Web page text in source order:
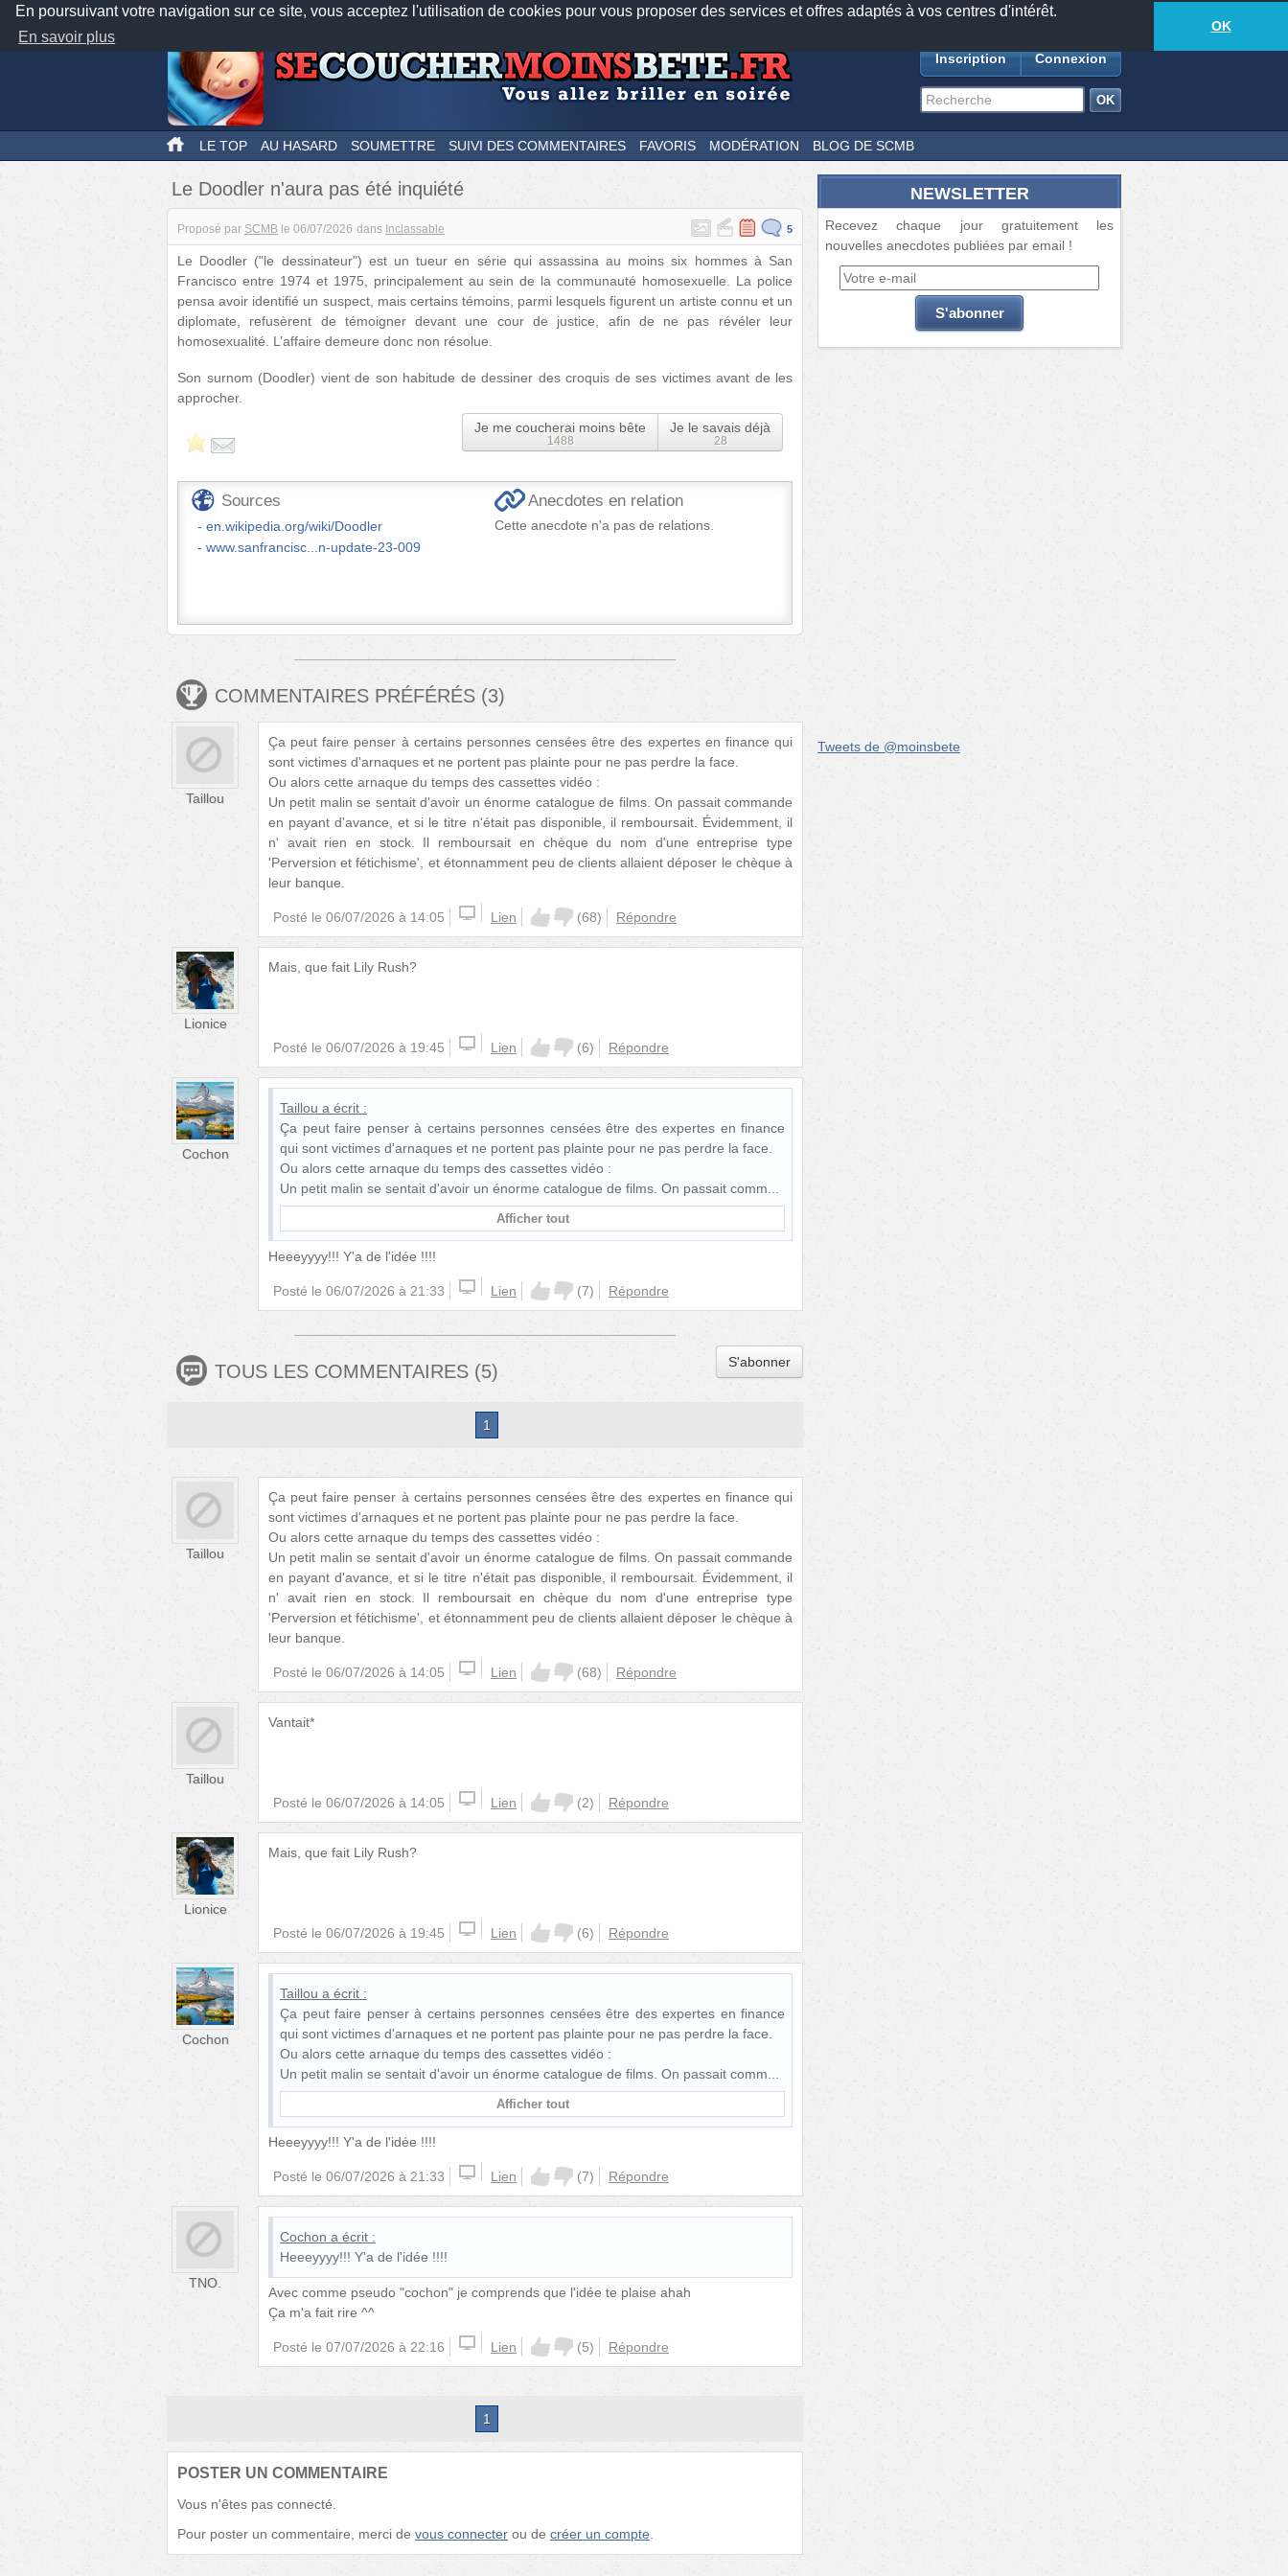
En poursuivant votre navigation sur ce site, vous acceptez l'utilisation de cookies pour vous proposer des services et offres adaptés à vos centres d'intérêt.
En savoir plus
OK
Nos applications mobiles Newsletter Facebook
TwitterFeeds18877anecdotes-540lecteurs connectés
Inscription Connexion
LE TOP AU HASARD SOUMETTRE SUIVI DES COMMENTAIRES FAVORIS MODÉRATION BLOG DE SCMB
Le Doodler n'aura pas été inquiété
Proposé par SCMB le 06/07/2026 dans Inclassable 5
Le Doodler ("le dessinateur") est un tueur en série qui assassina au moins six hommes à San
Francisco entre 1974 et 1975, principalement au sein de la communauté homosexuelle. La police
pensa avoir identifié un suspect, mais certains témoins, parmi lesquels figurent un artiste connu et un
diplomate, refusèrent de témoigner devant une cour de justice, afin de ne pas révéler leur
homosexualité. L’affaire demeure donc non résolue.
Son surnom (Doodler) vient de son habitude de dessiner des croquis de ses victimes avant de les
approcher.
Je me coucherai moins bête
1488
Je le savais déjà
28
Sources
en.wikipedia.org/wiki/Doodler
www.sanfrancisc...n-update-23-009
Anecdotes en relation
Cette anecdote n'a pas de relations.
COMMENTAIRES PRÉFÉRÉS (3)
Taillou
Ça peut faire penser à certains personnes censées être des expertes en finance qui
sont victimes d'arnaques et ne portent pas plainte pour ne pas perdre la face.
Ou alors cette arnaque du temps des cassettes vidéo :
Un petit malin se sentait d'avoir un énorme catalogue de films. On passait commande
en payant d'avance, et si le titre n'était pas disponible, il remboursait. Évidemment, il
n' avait rien en stock. Il remboursait en chèque du nom d'une entreprise type
'Perversion et fétichisme', et étonnamment peu de clients allaient déposer le chèque à
leur banque.
Posté le 06/07/2026 à 14:05 Lien (68) Répondre
Lionice
Mais, que fait Lily Rush?
Posté le 06/07/2026 à 19:45 Lien (6) Répondre
Cochon
Taillou a écrit :
Ça peut faire penser à certains personnes censées être des expertes en finance
qui sont victimes d'arnaques et ne portent pas plainte pour ne pas perdre la face.
Ou alors cette arnaque du temps des cassettes vidéo :
Un petit malin se sentait d'avoir un énorme catalogue de films. On passait comm
Afficher tout
Heeeyyyy!!! Y'a de l'idée !!!!
Posté le 06/07/2026 à 21:33 Lien (7) Répondre
TOUS LES COMMENTAIRES (5) S'abonner
1
Taillou
Ça peut faire penser à certains personnes censées être des expertes en finance qui
sont victimes d'arnaques et ne portent pas plainte pour ne pas perdre la face.
Ou alors cette arnaque du temps des cassettes vidéo :
Un petit malin se sentait d'avoir un énorme catalogue de films. On passait commande
en payant d'avance, et si le titre n'était pas disponible, il remboursait. Évidemment, il
n' avait rien en stock. Il remboursait en chèque du nom d'une entreprise type
'Perversion et fétichisme', et étonnamment peu de clients allaient déposer le chèque à
leur banque.
Posté le 06/07/2026 à 14:05 Lien (68) Répondre
Taillou
Vantait*
Posté le 06/07/2026 à 14:05 Lien (2) Répondre
Lionice
Mais, que fait Lily Rush?
Posté le 06/07/2026 à 19:45 Lien (6) Répondre
Cochon
Taillou a écrit :
Ça peut faire penser à certains personnes censées être des expertes en finance
qui sont victimes d'arnaques et ne portent pas plainte pour ne pas perdre la face.
Ou alors cette arnaque du temps des cassettes vidéo :
Un petit malin se sentait d'avoir un énorme catalogue de films. On passait comm
Afficher tout
Heeeyyyy!!! Y'a de l'idée !!!!
Posté le 06/07/2026 à 21:33 Lien (7) Répondre
TNO.
Cochon a écrit :
Heeeyyyy!!! Y'a de l'idée !!!!
Avec comme pseudo "cochon" je comprends que l'idée te plaise ahah
Ça m'a fait rire ^^
Posté le 07/07/2026 à 22:16 Lien (5) Répondre
1
POSTER UN COMMENTAIRE
Vous n'êtes pas connecté.
Pour poster un commentaire, merci de vous connecter ou de créer un compte.
NEWSLETTER
Recevez chaque jour gratuitement les
nouvelles anecdotes publiées par email !
Tweets de @moinsbete